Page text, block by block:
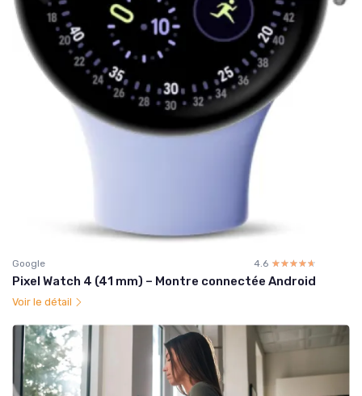
Google 4.6 ☆☆☆☆☆
★★★★★
Pixel Watch 4 (41 mm) – Montre connectée Android
Voir le détail